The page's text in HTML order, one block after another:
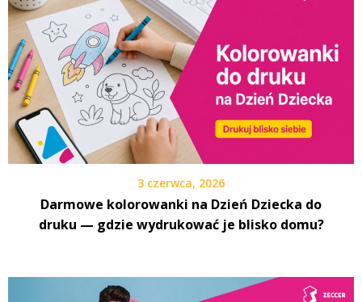
3 czerwca, 2026
Darmowe kolorowanki na Dzień Dziecka do
druku — gdzie wydrukować je blisko domu?